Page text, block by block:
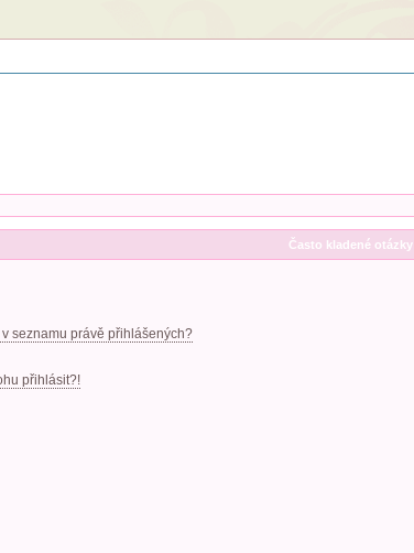
Často kladené otázky
seznamu právě přihlášených?
přihlásit?!